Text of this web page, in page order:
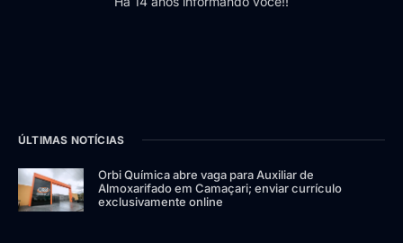
ÚLTIMAS NOTÍCIAS
Orbi Química abre vaga para Auxiliar de
Almoxarifado em Camaçari; enviar currículo
exclusivamente online